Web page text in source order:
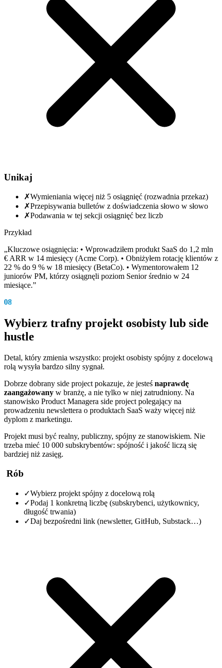
Unikaj
✗Wymieniania więcej niż 5 osiągnięć (rozwadnia przekaz)
✗Przepisywania bulletów z doświadczenia słowo w słowo
✗Podawania w tej sekcji osiągnięć bez liczb
Przykład
„Kluczowe osiągnięcia: • Wprowadziłem produkt SaaS do 1,2 mln
€ ARR w 14 miesięcy (Acme Corp). • Obniżyłem rotację klientów z
22 % do 9 % w 18 miesięcy (BetaCo). • Wymentorowałem 12
juniorów PM, którzy osiągnęli poziom Senior średnio w 24
miesiące.”
08
Wybierz trafny projekt osobisty lub side
hustle
Detal, który zmienia wszystko: projekt osobisty spójny z docelową
rolą wysyła bardzo silny sygnał.
Dobrze dobrany side project pokazuje, że jesteś naprawdę
zaangażowany w branżę, a nie tylko w niej zatrudniony. Na
stanowisko Product Managera side project polegający na
prowadzeniu newslettera o produktach SaaS waży więcej niż
dyplom z marketingu.
Projekt musi być realny, publiczny, spójny ze stanowiskiem. Nie
trzeba mieć 10 000 subskrybentów: spójność i jakość liczą się
bardziej niż zasięg.
Rób
✓Wybierz projekt spójny z docelową rolą
✓Podaj 1 konkretną liczbę (subskrybenci, użytkownicy,
długość trwania)
✓Daj bezpośredni link (newsletter, GitHub, Substack…)